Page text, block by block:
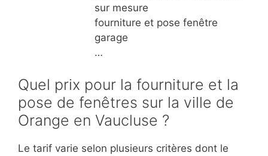
sur mesure
fourniture et pose fenêtre
garage
…
Quel prix pour la fourniture et la
pose de fenêtres sur la ville de
Orange en Vaucluse ?
Le tarif varie selon plusieurs critères dont le